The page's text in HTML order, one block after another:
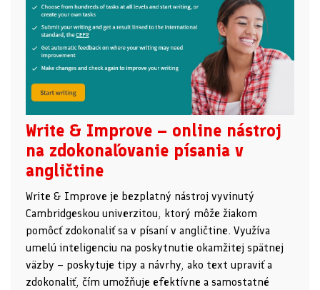
Write & Improve – online nástroj
na zdokonaľovanie písania v
angličtine
Write & Improve je bezplatný nástroj vyvinutý
Cambridgeskou univerzitou, ktorý môže žiakom
pomôcť zdokonaliť sa v písaní v angličtine. Využíva
umelú inteligenciu na poskytnutie okamžitej spätnej
väzby – poskytuje tipy a návrhy, ako text upraviť a
zdokonaliť, čím umožňuje efektívne a samostatné